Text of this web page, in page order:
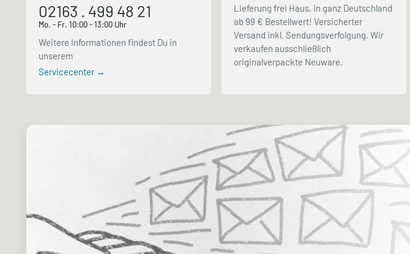
02163 . 499 48 21
Mo. - Fr. 10:00 - 13:00 Uhr
Weitere Informationen findest Du in
unserem
Servicecenter →
Lieferung frei Haus, in ganz Deutschland
ab 99 € Bestellwert! Versicherter
Versand inkl. Sendungsverfolgung. Wir
verkaufen ausschließlich
originalverpackte Neuware.